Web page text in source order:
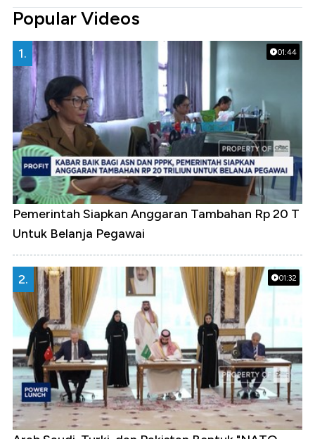
Popular Videos
01:44
1.
Pemerintah Siapkan Anggaran Tambahan Rp 20 T
Untuk Belanja Pegawai
01:32
2.